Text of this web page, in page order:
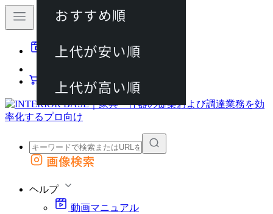
動画マニュアル
カート
外部サイトの商品をカートに追加
画像検索
ヘルプ
動画マニュアル
おすすめ順
上代が安い順
上代が高い順